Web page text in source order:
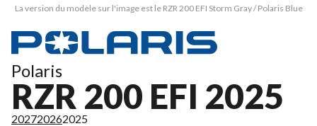
La version du modèle sur l'image est le RZR 200 EFI Storm Gray / Polaris Blue
Polaris
RZR 200 EFI 2025
202720262025